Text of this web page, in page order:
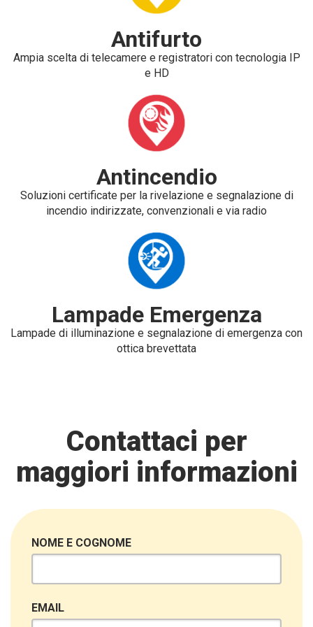
Antifurto
Ampia scelta di telecamere e registratori con tecnologia IP
e HD
Antincendio
Soluzioni certificate per la rivelazione e segnalazione di
incendio indirizzate, convenzionali e via radio
Lampade Emergenza
Lampade di illuminazione e segnalazione di emergenza con
ottica brevettata
Contattaci per
maggiori informazioni
NOME E COGNOME
EMAIL